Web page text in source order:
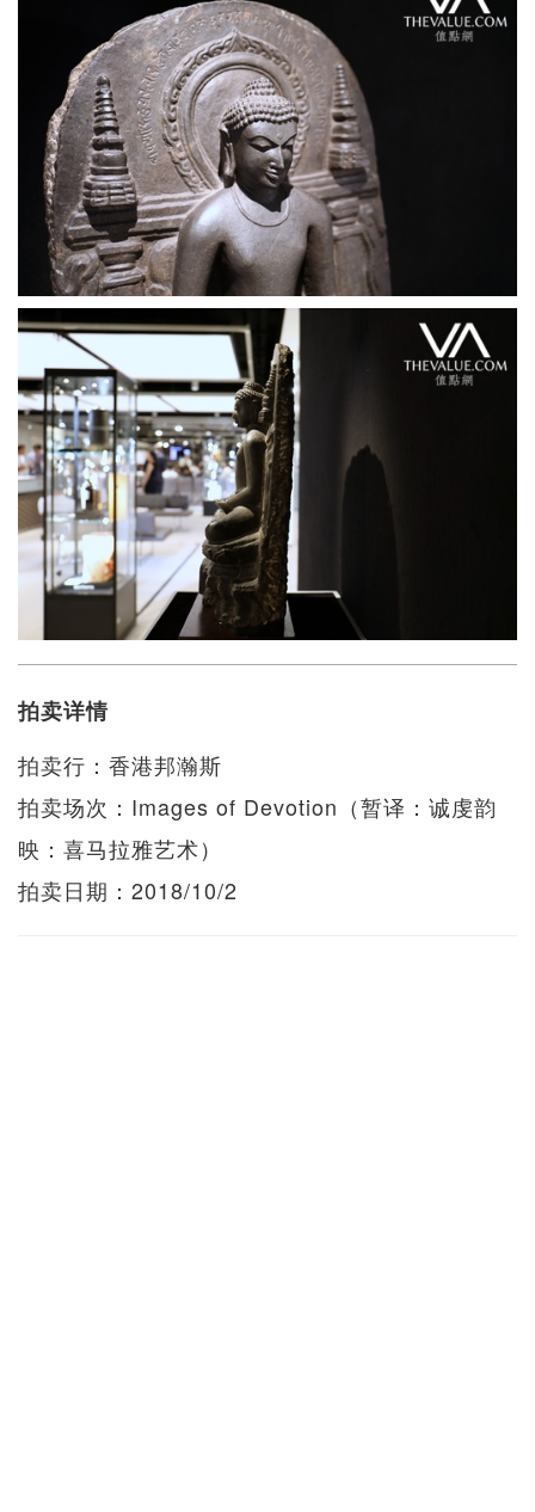
拍卖详情
拍卖行：香港邦瀚斯
拍卖场次：Images of Devotion（暂译：诚虔韵
映：喜马拉雅艺术）
拍卖日期：2018/10/2